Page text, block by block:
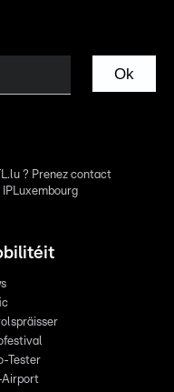
Ok
? Prenez contact
Tester
Airport